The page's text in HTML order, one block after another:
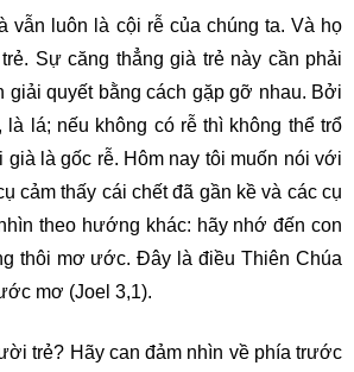
vẫn luôn là cội rễ của chúng ta. Và họ
Sự căng thẳng già trẻ này cần phải
quyết bằng cách gặp gỡ nhau. Bởi
lá; nếu không có rễ thì không thể trổ
là gốc rễ. Hôm nay tôi muốn nói với
cảm thấy cái chết đã gần kề và các cụ
theo hướng khác: hãy nhớ đến con
thôi mơ ước. Đây là điều Thiên Chúa
mơ (Joel 3,1).
trẻ? Hãy can đảm nhìn về phía trước